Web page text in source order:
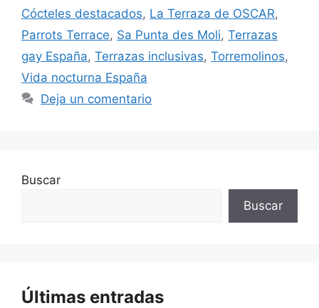
Cócteles destacados, La Terraza de OSCAR,
Parrots Terrace, Sa Punta des Moli, Terrazas
gay España, Terrazas inclusivas, Torremolinos,
Vida nocturna España
Deja un comentario
Buscar
Buscar
Últimas entradas